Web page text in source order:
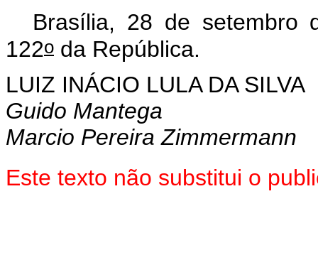
Brasília, 28 de setembro
122o da República.
LUIZ INÁCIO LULA DA SILVA
Guido Mantega
Marcio Pereira Zimmermann
Este texto não substitui o